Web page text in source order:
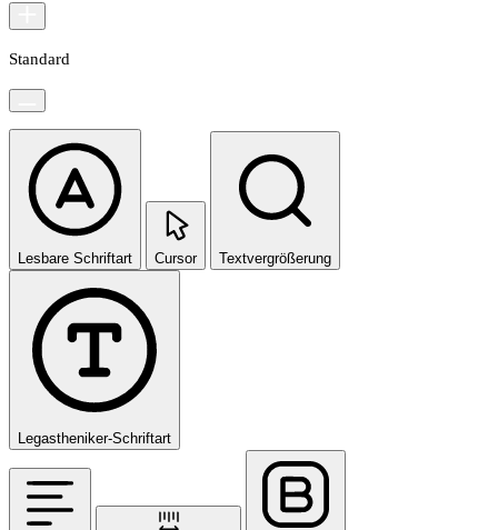
Standard
Lesbare Schriftart Cursor Textvergrößerung
Legastheniker-Schriftart